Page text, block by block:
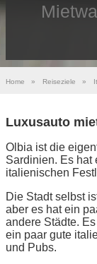
Home » Reiseziele »
Luxusauto
Olbia ist die
Sardinien. Es hat
italienischen
Die Stadt selbst
aber es hat ein
andere Städte.
ein paar gute
und Pubs.